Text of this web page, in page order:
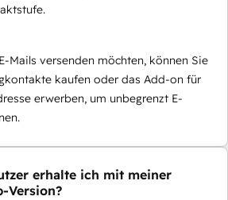
Mails versenden möchten, können Sie
kaufen oder das Add-on für
erwerben, um unbegrenzt E-
erhalte ich mit meiner
Version?